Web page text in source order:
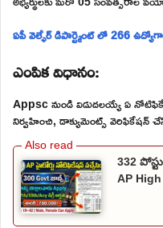
ఏపీ వెల్ఫేర్ డిపార్ట్మెంట్ లో 266
ఎంపిక విధానం:
Appsc నుండి విడుదలయ్యే ఏ
నిర్వహించి, డాక్యుమెంట్స్ వెరిఫికేషన్
332
AP